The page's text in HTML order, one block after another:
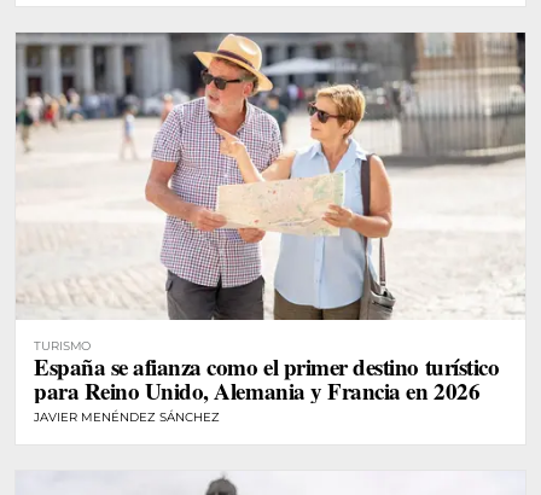
TURISMO
España se afianza como el primer destino turístico
para Reino Unido, Alemania y Francia en 2026
JAVIER MENÉNDEZ SÁNCHEZ